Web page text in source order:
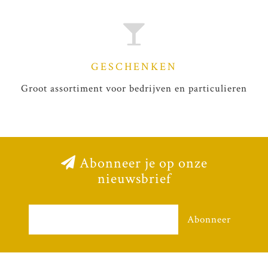
GESCHENKEN
Groot assortiment voor bedrijven en particulieren
Abonneer je op onze
nieuwsbrief
Abonneer